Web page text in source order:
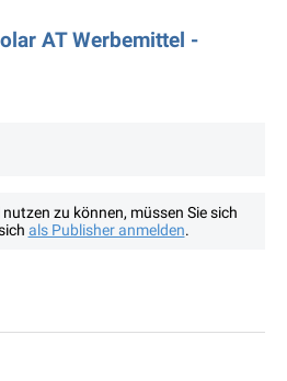
AT Werbemittel -
zu können, müssen Sie sich
als Publisher anmelden.